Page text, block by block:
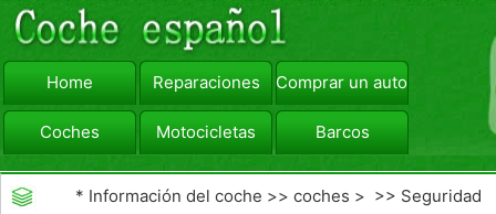
Home Reparaciones Comprar un automóvil
Coches Motocicletas Barcos
viajar Camiones
* Información del coche >>coches > >> Seguridad